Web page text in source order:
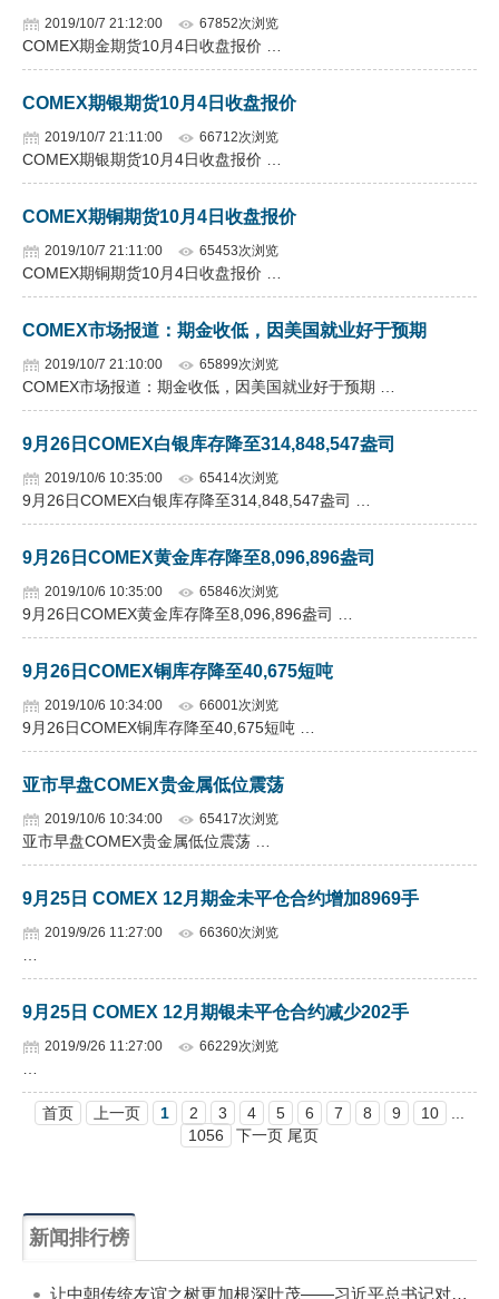
2019/10/7 21:12:00 67852次浏览
COMEX期金期货10月4日收盘报价 …
COMEX期银期货10月4日收盘报价
2019/10/7 21:11:00 66712次浏览
COMEX期银期货10月4日收盘报价 …
COMEX期铜期货10月4日收盘报价
2019/10/7 21:11:00 65453次浏览
COMEX期铜期货10月4日收盘报价 …
COMEX市场报道：期金收低，因美国就业好于预期
2019/10/7 21:10:00 65899次浏览
COMEX市场报道：期金收低，因美国就业好于预期 …
9月26日COMEX白银库存降至314,848,547盎司
2019/10/6 10:35:00 65414次浏览
9月26日COMEX白银库存降至314,848,547盎司 …
9月26日COMEX黄金库存降至8,096,896盎司
2019/10/6 10:35:00 65846次浏览
9月26日COMEX黄金库存降至8,096,896盎司 …
9月26日COMEX铜库存降至40,675短吨
2019/10/6 10:34:00 66001次浏览
9月26日COMEX铜库存降至40,675短吨 …
亚市早盘COMEX贵金属低位震荡
2019/10/6 10:34:00 65417次浏览
亚市早盘COMEX贵金属低位震荡 …
9月25日 COMEX 12月期金未平仓合约增加8969手
2019/9/26 11:27:00 66360次浏览
9月25日 COMEX 12月期银未平仓合约减少202手
2019/9/26 11:27:00 66229次浏览
首页 上一页 1 2 3 4 5 6 7 8 9 10
1056
下一页 尾页
新闻排行榜
让中朝传统友谊之树更加根深叶茂——习近平总书记对朝鲜进行国事访问纪实